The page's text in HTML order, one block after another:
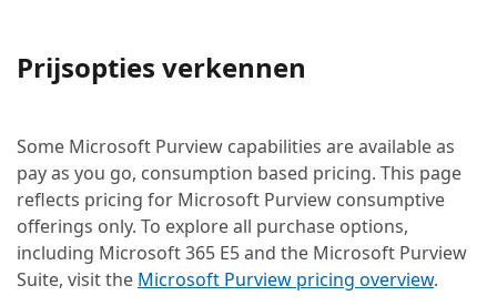
Prijsopties verkennen
Some Microsoft Purview capabilities are available as
pay as you go, consumption based pricing. This page
reflects pricing for Microsoft Purview consumptive
offerings only. To explore all purchase options,
including Microsoft 365 E5 and the Microsoft Purview
Suite, visit the Microsoft Purview pricing overview.